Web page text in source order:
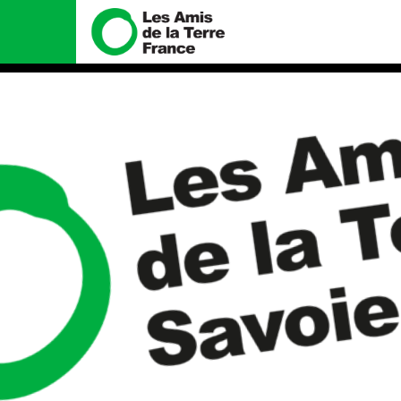
Manifeste
Missions et méthodes
Valeurs
Équipes et fonctionnement
Le réseau dans le monde
Nos alliés
Je soutiens les Amis de la
Terre
Nos
Total, rendez-
tribunal
Gaz « naturel »,
enfumage
Mode : une
destructrice
Gaz au
violence TOTAL(e)
Nos autres